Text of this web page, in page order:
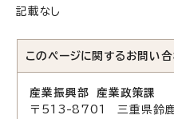
記載なし
このページに関する お問い
産業振興部 産業政策課
〒513-8701 三重県鈴鹿